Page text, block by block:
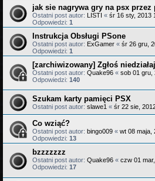
jak sie nagrywa gry na psx przez
Ostatni post autor: LISTI « śr 16 sty, 2013
Odpowiedzi: 1
Instrukcja Obsługi PSone
Ostatni post autor: ExGamer « śr 26 gru,
Odpowiedzi: 1
[zarchiwizowany] Zgłoś
Ostatni post autor: Quake96 « sob 01 gru,
Odpowiedzi: 140
Szukam karty pamięci PSX
Ostatni post autor: slawe1 « śr 22 sie,
Co wziąć?
Ostatni post autor: bingo009 « wt 08 maja,
Odpowiedzi: 13
bzzzzzzz
Ostatni post autor: Quake96 « czw 01
Odpowiedzi: 17